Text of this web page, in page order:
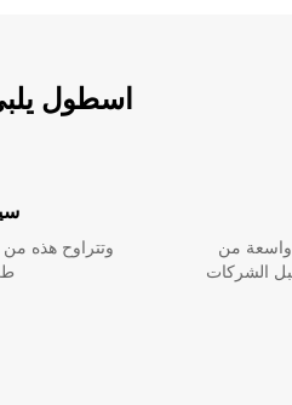
اسطول
وتتراوح هذه
واسعة من
الشركات